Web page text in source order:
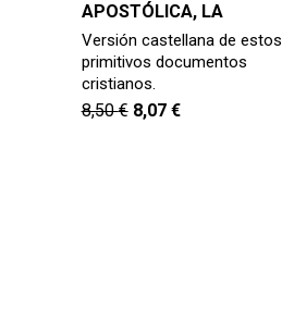
APOSTÓLICA, LA
Versión castellana de estos
primitivos documentos
cristianos.
8,50€ 8,07 €